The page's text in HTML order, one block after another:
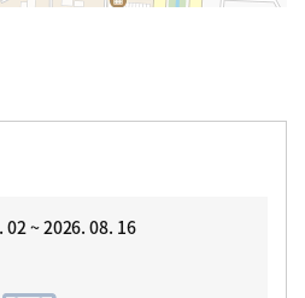
02 ~ 2026. 08. 16